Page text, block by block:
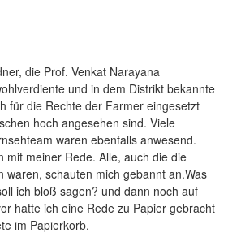
die Prof. Venkat Narayana
und in dem Distrikt bekannte
für die Rechte der Farmer eingesetzt
hoch angesehen sind. Viele
waren ebenfalls anwesend.
mit meiner Rede. Alle, auch die die
waren, schauten mich gebannt an.Was
ich bloß sagen? und dann noch auf
hatte ich eine Rede zu Papier gebracht
im Papierkorb.